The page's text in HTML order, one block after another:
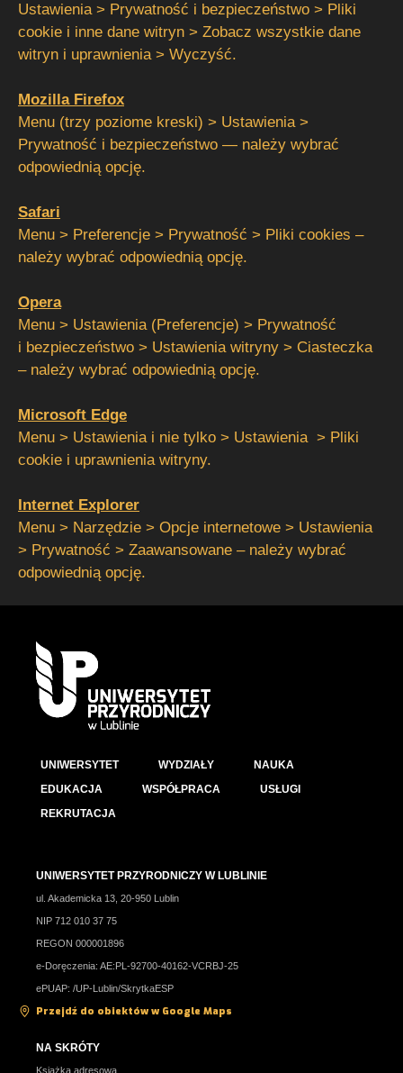
Ustawienia > Prywatność i bezpieczeństwo > Pliki
cookie i inne dane witryn > Zobacz wszystkie dane
witryn i uprawnienia > Wyczyść.
Mozilla Firefox
Menu (trzy poziome kreski) > Ustawienia >
Prywatność i bezpieczeństwo — należy wybrać
odpowiednią opcję.
Safari
Menu > Preferencje > Prywatność > Pliki cookies –
należy wybrać odpowiednią opcję.
Opera
Menu > Ustawienia (Preferencje) > Prywatność
i bezpieczeństwo > Ustawienia witryny > Ciasteczka
– należy wybrać odpowiednią opcję.
Microsoft Edge
Menu > Ustawienia i nie tylko > Ustawienia > Pliki
cookie i uprawnienia witryny.
Internet Explorer
Menu > Narzędzie > Opcje internetowe > Ustawienia
> Prywatność > Zaawansowane – należy wybrać
odpowiednią opcję.
UNIWERSYTET WYDZIAŁY
NAUKA
EDUKACJA
WSPÓŁPRACA
USŁUGI
REKRUTACJA
UNIWERSYTET PRZYRODNICZY W LUBLINIE
ul. Akademicka 13, 20-950 Lublin
NIP 712 010 37 75
REGON 000001896
e-Doręczenia: AE:PL-92700-40162-VCRBJ-25
ePUAP: /UP-Lublin/SkrytkaESP
Przejdź do obiektów w Google Maps
NA SKRÓTY
Książka adresowa